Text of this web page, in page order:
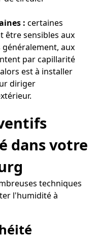
: certaines
être sensibles aux
aux
par capillarité
est à installer
diriger
dans votre
techniques
l'humidité à